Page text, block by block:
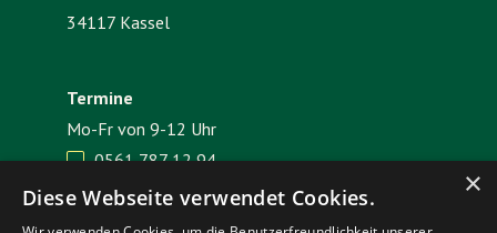
34117 Kassel
Termine
Mo-Fr von 9-12 Uhr
 0561 787 12 94
 E-Mail senden ×
Diese Webseite verwendet Cookies.